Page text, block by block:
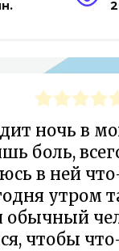
ночь в
боль,
в ней
утром
обычный
чтобы